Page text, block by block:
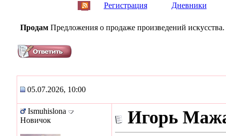
Регистрация Дневники
Продам Предложения о продаже произведений искусства.
05.07.2026, 10:00
Ismuhislona
Новичок
Игорь